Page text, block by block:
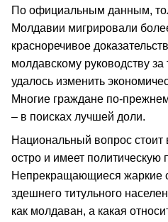
По официальным данным,
Молдавии мигрировали
красноречивое
молдавскому руководству
удалось изменить
Многие граждане по-
– в поисках лучшей доли.
Национальный вопрос
остро и имеет политическую
Непрекращающиеся жаркие
здешнего титульного
как молдаван, а какая